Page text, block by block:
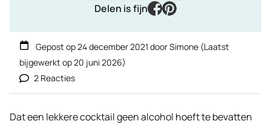
Delen is fijn
facebook
pinterest
Gepost op24 december 2021 doorSimone (Laatst
bijgewerkt op20 juni 2026)
2 Reacties
Dat een lekkere cocktail geen alcohol hoeft te bevatten